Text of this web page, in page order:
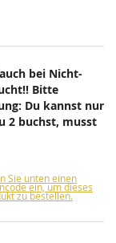
bei Nicht-
Bitte
Du kannst nur
2 buchst, musst
Sie unten einen
ein, um dieses
zu bestellen.